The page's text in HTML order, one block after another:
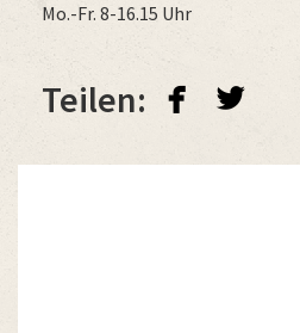
Mo.-Fr. 8-16.15 Uhr
Teilen: facebook twitterbird